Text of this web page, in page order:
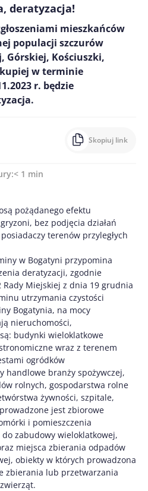
deratyzacja!
mieszkańców
populacji szczurów
Górskiej, Kościuszki,
w terminie
r. będzie
Skopiuj link
< 1 min
pożądanego efektu
bez podjęcia działań
terenów przyległych
w Bogatyni przypomina
deratyzacji, zgodnie
Rady Miejskiej z dnia 19 grudnia
utrzymania czystości
Bogatynia, na mocy
nieruchomości,
budynki wieloklatkowe
wraz z terenem
ogródków
handlowe branży spożywczej,
rolnych, gospodarstwa rolne
żywności, szpitale,
jest zbiorowe
i pomieszczenia
zabudowy wieloklatkowej,
miejsca zbierania odpadów
obiekty w których prowadzona
zbierania lub przetwarzania